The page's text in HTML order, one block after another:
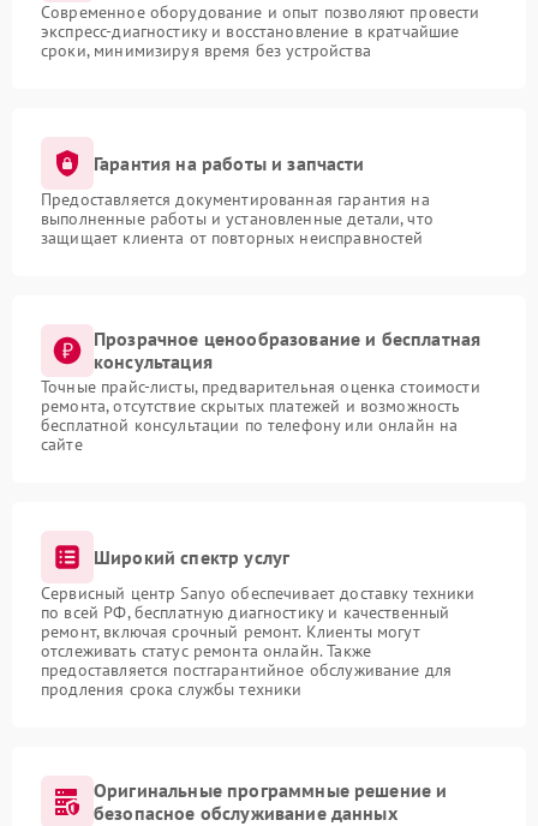
Современное оборудование и опыт позволяют провести
экспресс-диагностику и восстановление в кратчайшие
сроки, минимизируя время без устройства
Гарантия на работы и запчасти
Предоставляется документированная гарантия на
выполненные работы и установленные детали, что
защищает клиента от повторных неисправностей
Прозрачное ценообразование и бесплатная
консультация
Точные прайс-листы, предварительная оценка стоимости
ремонта, отсутствие скрытых платежей и возможность
бесплатной консультации по телефону или онлайн на
сайте
Широкий спектр услуг
Сервисный центр Sanyo обеспечивает доставку техники
по всей РФ, бесплатную диагностику и качественный
ремонт, включая срочный ремонт. Клиенты могут
отслеживать статус ремонта онлайн. Также
предоставляется постгарантийное обслуживание для
продления срока службы техники
Оригинальные программные решение и
безопасное обслуживание данных